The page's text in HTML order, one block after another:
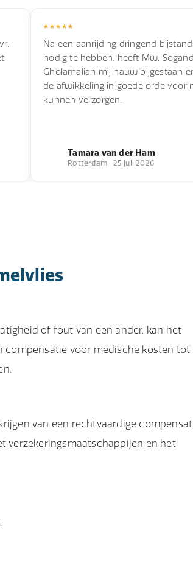
Na een aanrijding dringend bijstand
nodig te hebben, heeft Mw.
Gholamalian mij nauw bijgestaan
de afwikkeling in goede orde voor
kunnen verzorgen.
Tamara van der Ham
Rotterdam · 25 juli 2026
of fout van een ander, kan het
compensatie voor medische kosten tot
van een rechtvaardige
verzekeringsmaatschappijen en het